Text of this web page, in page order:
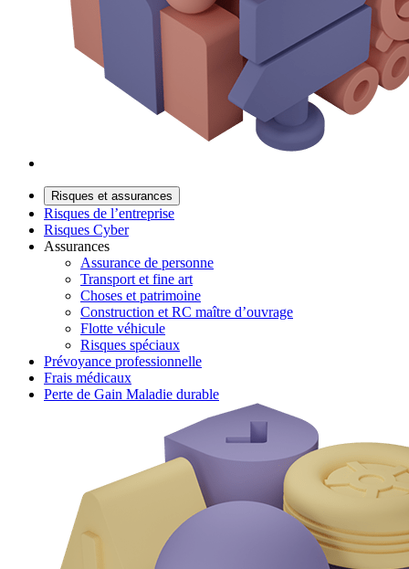
Risques et assurances
Risques de l’entreprise
Risques Cyber
Assurances
Assurance de personne
Transport et fine art
Choses et patrimoine
Construction et RC maître d’ouvrage
Flotte véhicule
Risques spéciaux
Prévoyance professionnelle
Frais médicaux
Perte de Gain Maladie durable